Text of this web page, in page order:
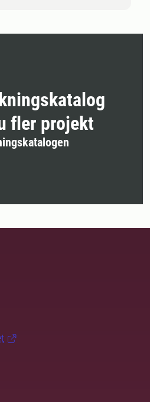
fler projekt